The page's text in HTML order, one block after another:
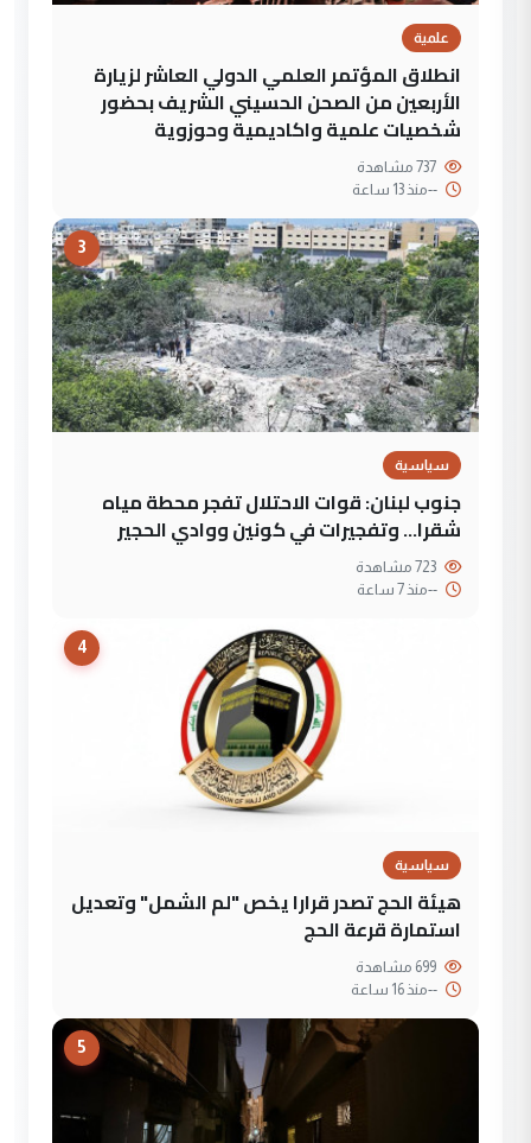
علمية
انطلاق المؤتمر العلمي الدولي العاشر لزيارة
الأربعين من الصحن الحسيني الشريف بحضور
شخصيات علمية واكاديمية وحوزوية
--منذ 13 ساعة
3
سياسية
جنوب لبنان: قوات الاحتلال تفجر محطة مياه
شقرا… وتفجيرات في كونين ووادي الحجير
--منذ 7 ساعة
4
سياسية
هيئة الحج تصدر قرارا يخص "لم الشمل" وتعديل
استمارة قرعة الحج
--منذ 16 ساعة
5